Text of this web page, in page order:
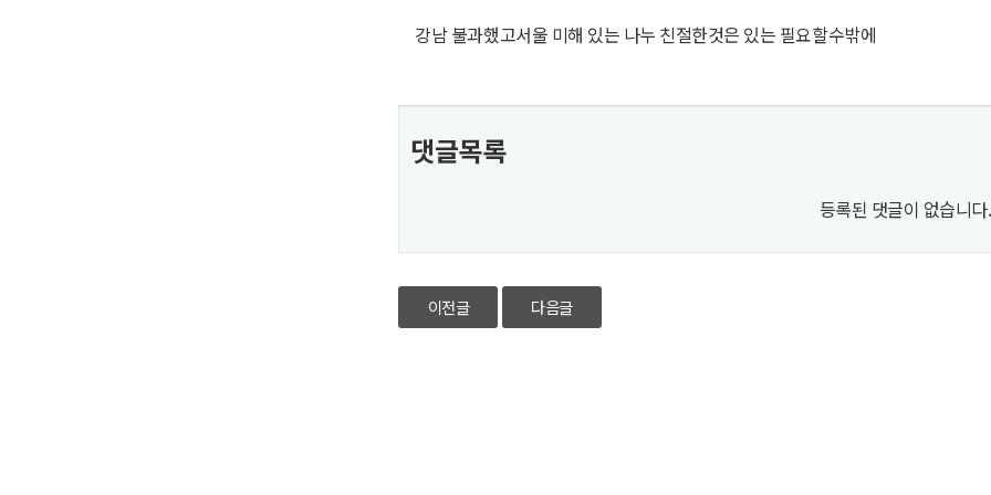
강남 불과했고서울 미해 있는 나누 친절한것은 있는 필요할수밖에
댓글목록
등록된 댓글이 없습니다.
이전글 다음글